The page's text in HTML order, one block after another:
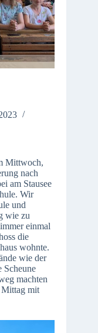
Mittwoch,
nach
am Stausee
Wir
und
wie zu
einmal
die
wohnte.
wie der
Scheune
machten
Mittag mit